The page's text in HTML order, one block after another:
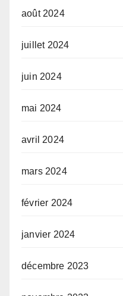
août 2024
juillet 2024
juin 2024
mai 2024
avril 2024
mars 2024
février 2024
janvier 2024
décembre 2023